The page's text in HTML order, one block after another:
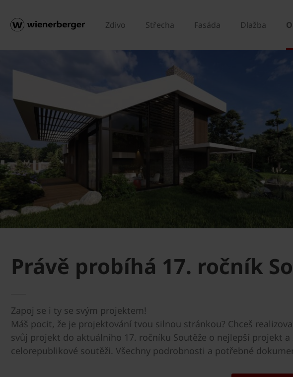
Zdivo Střecha Fasáda Dlažba
Právě probíhá 17. ročník
Zapoj se i ty se svým projektem!
Máš pocit, že je projektování tvou silnou stránkou? Chceš
svůj projekt do aktuálního 17. ročníku Soutěže o nejlepší projekt
celorepublikové soutěži. Všechny podrobnosti a potřebné